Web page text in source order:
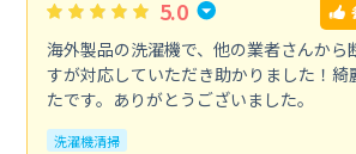
5.0
海外製品の洗濯機で、他の業者さんから
すが対応していただき助かりました！綺
たです。ありがとうございました。
洗濯機清掃